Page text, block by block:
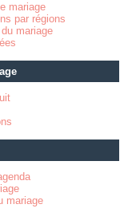
mariage
par régions
mariage
mariage